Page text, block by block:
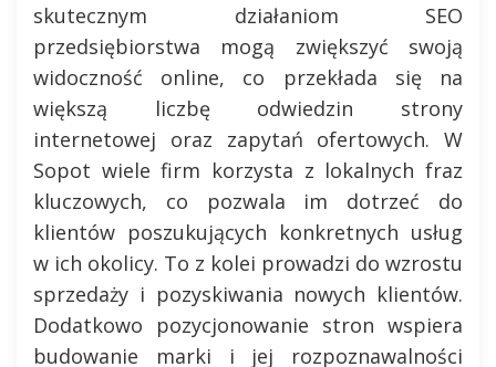
skutecznym działaniom SEO
przedsiębiorstwa mogą zwiększyć swoją
widoczność online, co przekłada się na
większą liczbę odwiedzin strony
internetowej oraz zapytań ofertowych. W
Sopot wiele firm korzysta z lokalnych fraz
kluczowych, co pozwala im dotrzeć do
klientów poszukujących konkretnych usług
w ich okolicy. To z kolei prowadzi do wzrostu
sprzedaży i pozyskiwania nowych klientów.
Dodatkowo pozycjonowanie stron wspiera
budowanie marki i jej rozpoznawalności